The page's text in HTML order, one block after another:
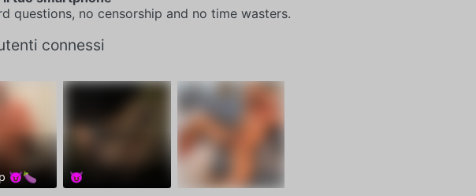
questions, no censorship and no time wasters.
connessi
😈🍆 😈